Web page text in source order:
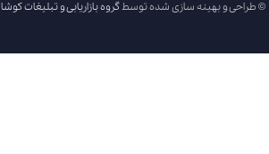
© طراحی و بهینه سازی شده توسطگروه بازاریابی و تبلیغات کوشا